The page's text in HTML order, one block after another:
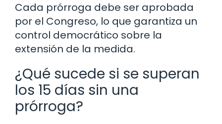
Cada prórroga debe ser aprobada
por el Congreso, lo que garantiza un
control democrático sobre la
extensión de la medida.
¿Qué sucede si se superan
los 15 días sin una
prórroga?